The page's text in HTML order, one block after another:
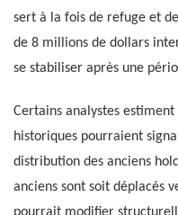
sert à la fois de refuge et
de 8 millions de dollars
se stabiliser après une
Certains analystes
historiques pourraient
distribution des anciens
anciens sont soit déplacés